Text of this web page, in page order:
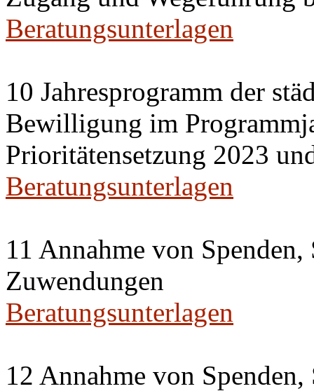
Beratungsunterlagen
10 Jahresprogramm der
Bewilligung im
Prioritätensetzung 2023
Beratungsunterlagen
11 Annahme von
Zuwendungen
Beratungsunterlagen
12 Annahme von